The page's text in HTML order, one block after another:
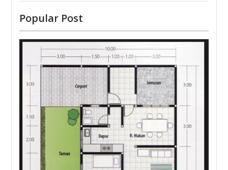
Popular Post